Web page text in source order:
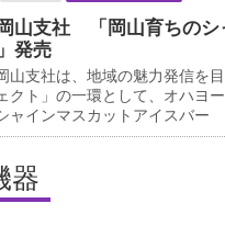
山支社 「岡山育ちのシ
発売
支社は、地域の魅力発信を
クト」の一環として、オハヨ
ャインマスカットアイスバー
器